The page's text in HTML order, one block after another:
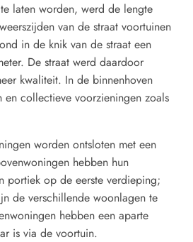
laten worden, werd de lengte
van de straat voortuinen
in de knik van de straat een
De straat werd daardoor
kwaliteit. In de binnenhoven
en collectieve voorzieningen zoals
worden ontsloten met een
hebben hun
portiek op de eerste verdieping;
de verschillende woonlagen te
hebben een aparte
is via de voortuin.